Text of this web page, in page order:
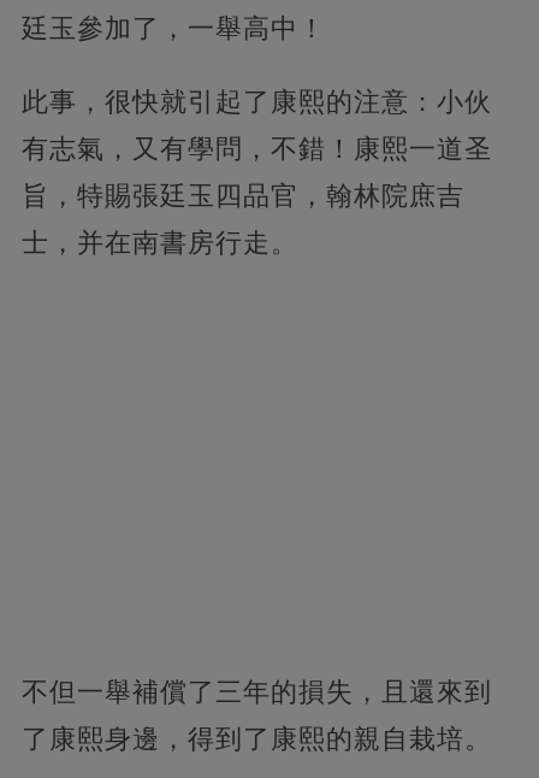
廷玉參加了，一舉高中！
此事，很快就引起了康熙的注意：小伙
有志氣，又有學問，不錯！康熙一道圣
旨，特賜張廷玉四品官，翰林院庶吉
士，并在南書房行走。
不但一舉補償了三年的損失，且還來到
了康熙身邊，得到了康熙的親自栽培。